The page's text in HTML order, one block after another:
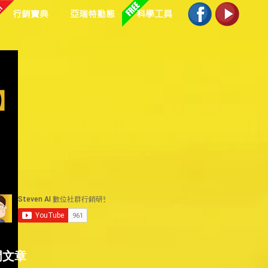
行銷寶典 亞瑞特動態 科學工具
章